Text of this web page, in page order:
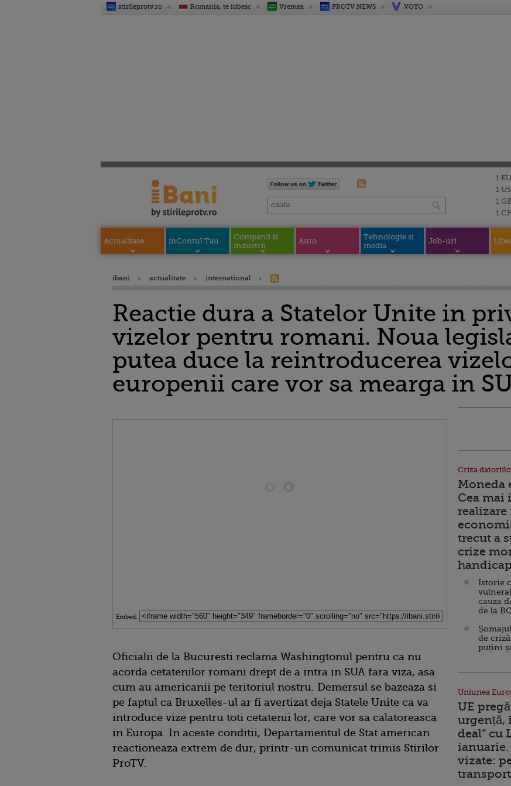
stirileprotv.ro Romania, te iubesc Vremea PROTV NEWS VOYO
1
1
1
1
Actualitate inContul Tau
Companii si
industrii
Auto
Tehnologie si
media
Job-uri
ibani actualitate international
Reactie dura a Statelor Unite in
vizelor pentru romani. Noua
putea duce la reintroducerea
europenii care vor sa mearga in
Embed:
Oficialii de la Bucuresti reclama Washingtonul pentru ca nu
acorda cetatenilor romani drept de a intra in SUA fara viza, asa
cum au americanii pe teritoriul nostru. Demersul se bazeaza si
pe faptul ca Bruxelles-ul ar fi avertizat deja Statele Unite ca va
introduce vize pentru toti cetatenii lor, care vor sa calatoreasca
in Europa. In aceste conditii, Departamentul de Stat american
reactioneaza extrem de dur, printr-un comunicat trimis Stirilor
ProTV.
Criza
Moneda
Cea mai
realizare
trecut a
crize
Istorie
cauza
de la
de
puțini
Uniunea
UE
urgență,
deal” cu
vizate: